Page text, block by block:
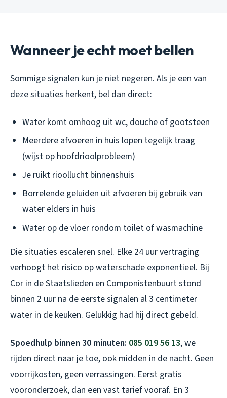
Wanneer je echt moet bellen
Sommige signalen kun je niet negeren. Als je een van
deze situaties herkent, bel dan direct:
Water komt omhoog uit wc, douche of gootsteen
Meerdere afvoeren in huis lopen tegelijk traag
(wijst op hoofdrioolprobleem)
Je ruikt rioollucht binnenshuis
Borrelende geluiden uit afvoeren bij gebruik van
water elders in huis
Water op de vloer rondom toilet of wasmachine
Die situaties escaleren snel. Elke 24 uur vertraging
verhoogt het risico op waterschade exponentieel. Bij
Cor in de Staatslieden en Componistenbuurt stond
binnen 2 uur na de eerste signalen al 3 centimeter
water in de keuken. Gelukkig had hij direct gebeld.
Spoedhulp binnen 30 minuten: 085 019 56 13, we
rijden direct naar je toe, ook midden in de nacht. Geen
voorrijkosten, geen verrassingen. Eerst gratis
vooronderzoek, dan een vast tarief vooraf. En 3